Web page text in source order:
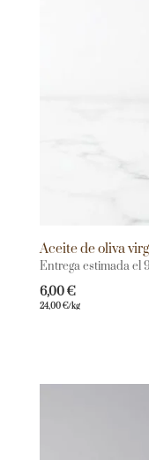
Aceite de oliva
Entrega estimada el
6,00€
24,00€/kg